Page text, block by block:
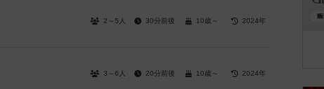
2～5人 30分前後 10歳～ 2024年
3～6人 20分前後 10歳～ 2024年